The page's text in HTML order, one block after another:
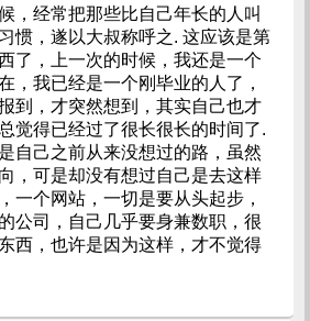
，经常把那些比自己年长的人叫
惯，遂以大叔称呼之. 这应该是第
了，上一次的时候，我还是一个
，我已经是一个刚毕业的人了，
到，才突然想到，其实自己也才
觉得已经过了很长很长的时间了.
自己之前从来没想过的路，虽然
，可是却没有想过自己是去这样
一个网站，一切是要从头起步，
公司，自己几乎要身兼数职，很
西，也许是因为这样，才不觉得